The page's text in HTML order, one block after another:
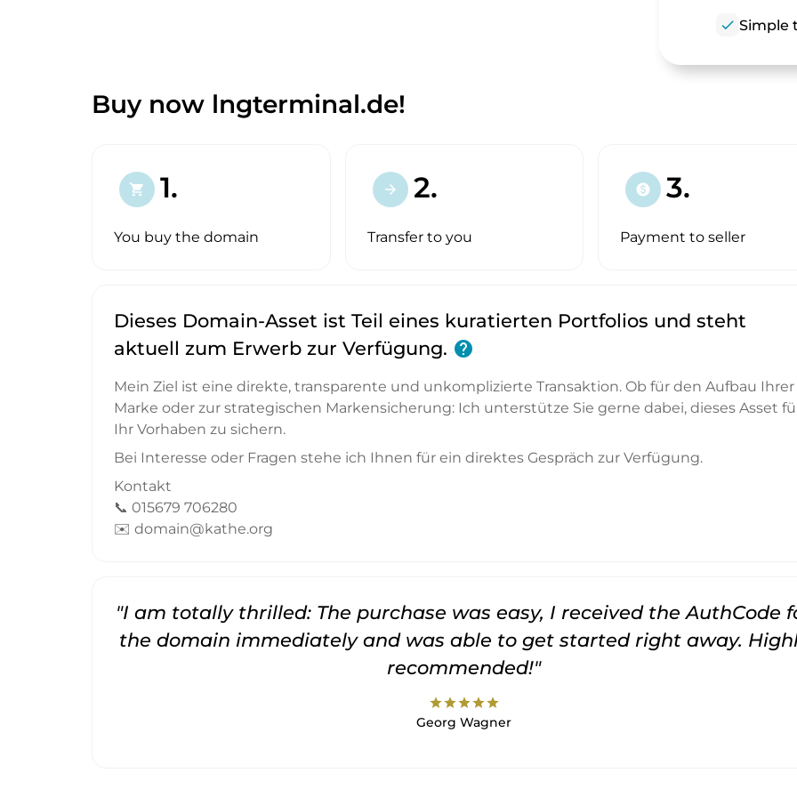
check Simple
Buy now lngterminal.de!
shopping_cart 1.
You buy the domain
arrow_forward 2.
Transfer to you
paid 3.
Payment to seller
Dieses Domain-Asset ist Teil eines kuratierten Portfolios und steht
aktuell zum Erwerb zur Verfügung. help
Mein Ziel ist eine direkte, transparente und unkomplizierte Transaktion. Ob für den Aufbau Ihrer
Marke oder zur strategischen Markensicherung: Ich unterstütze Sie gerne dabei, dieses Asset
Ihr Vorhaben zu sichern.
Bei Interesse oder Fragen stehe ich Ihnen für ein direktes Gespräch zur Verfügung.
Kontakt
📞 015679 706280
✉️ domain@kathe.org
"I am totally thrilled: The purchase was easy, I received the AuthCode
the domain immediately and was able to get started right away.
recommended!"
starstarstarstarstar
Georg Wagner